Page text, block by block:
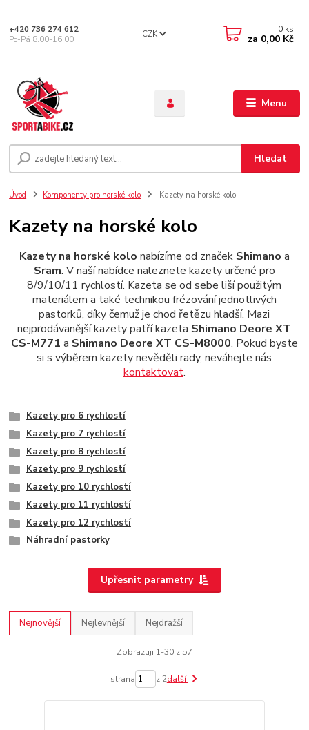
Menu
CZK
Hledat
+420 736 274 612
Po-Pá 8.00-16.00
0 ks
za 0,00 Kč
Úvod Komponenty pro horské kolo Kazety na horské kolo
Kazety na horské kolo
Kazety na horské kolo nabízíme od značek Shimano a
Sram. V naší nabídce naleznete kazety určené pro
8/9/10/11 rychlostí. Kazeta se od sebe liší použitým
materiálem a také technikou frézování jednotlivých
pastorků, díky čemuž je chod řetězu hladší. Mazi
nejprodávanější kazety patří kazeta Shimano Deore XT
CS-M771 a Shimano Deore XT CS-M8000. Pokud byste
si s výběrem kazety nevěděli rady, neváhejte nás
kontaktovat.
Kazety pro 6 rychlostí
Kazety pro 7 rychlostí
Kazety pro 8 rychlostí
Kazety pro 9 rychlostí
Kazety pro 10 rychlostí
Kazety pro 11 rychlostí
Kazety pro 12 rychlostí
Náhradní pastorky
Upřesnit parametry
Nejnovější Nejlevnější Nejdražší
Zobrazuji 1-30 z 57
strana z 2další